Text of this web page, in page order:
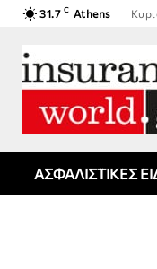
31.7 C Athens
ΑΣΦΑΛΙΣΤΙΚΕΣ